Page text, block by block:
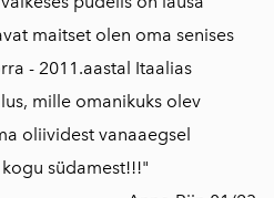
maitset olen oma senises
- 2011.aastal Itaalias
mille omanikuks olev
oliividest vanaaegsel
südamest!!!"